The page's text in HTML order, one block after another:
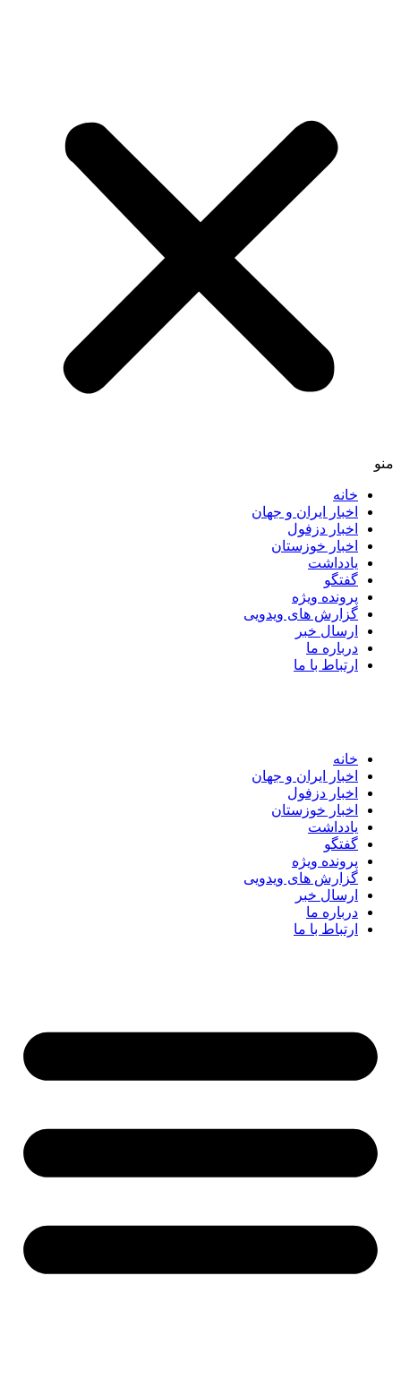
خانه
اخبار ایران و جهان
اخبار دزفول
اخبار خوزستان
یادداشت
گفتگو
پرونده ویژه
گزارش های ویدویی
ارسال خبر
درباره ما
ارتباط با ما
خانه
اخبار ایران و جهان
اخبار دزفول
اخبار خوزستان
یادداشت
گفتگو
پرونده ویژه
گزارش های ویدویی
ارسال خبر
درباره ما
ارتباط با ما